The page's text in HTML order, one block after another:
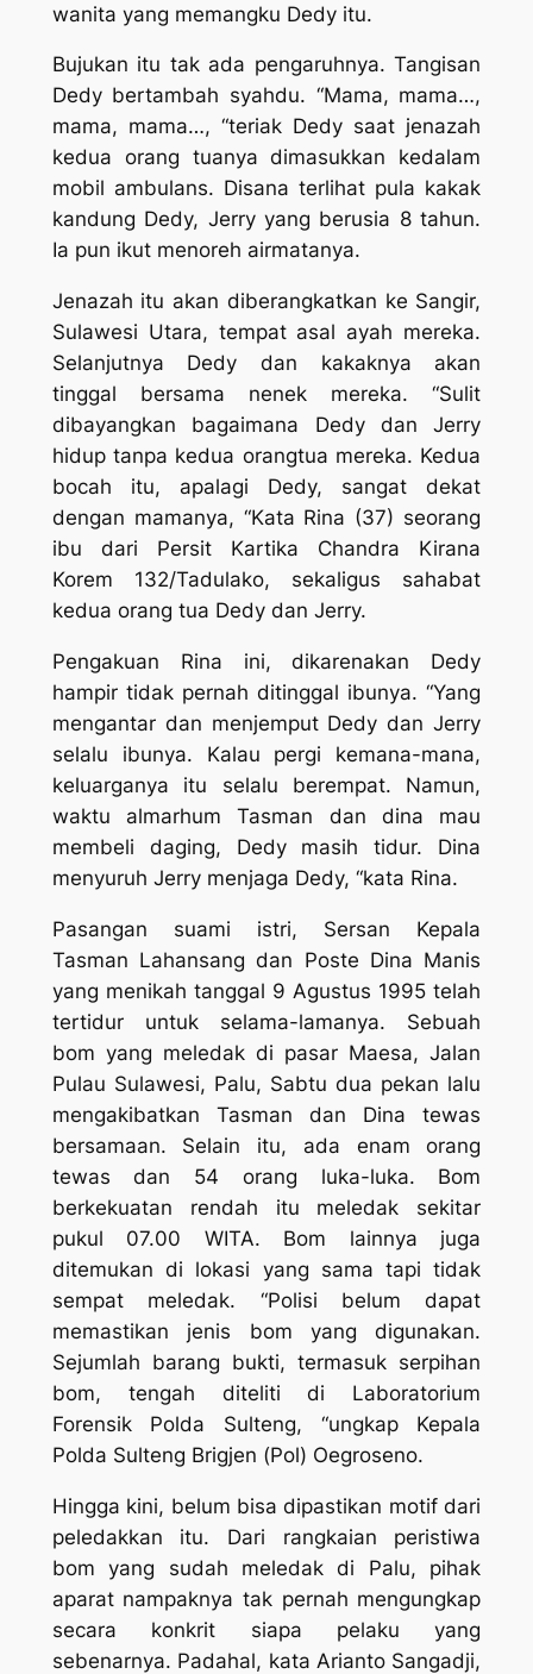
wanita yang memangku Dedy itu.
Bujukan itu tak ada pengaruhnya. Tangisan
Dedy bertambah syahdu. “Mama, mama…,
mama, mama…, “teriak Dedy saat jenazah
kedua orang tuanya dimasukkan kedalam
mobil ambulans. Disana terlihat pula kakak
kandung Dedy, Jerry yang berusia 8 tahun.
Ia pun ikut menoreh airmatanya.
Jenazah itu akan diberangkatkan ke Sangir,
Sulawesi Utara, tempat asal ayah mereka.
Selanjutnya Dedy dan kakaknya akan
tinggal bersama nenek mereka. “Sulit
dibayangkan bagaimana Dedy dan Jerry
hidup tanpa kedua orangtua mereka. Kedua
bocah itu, apalagi Dedy, sangat dekat
dengan mamanya, “Kata Rina (37) seorang
ibu dari Persit Kartika Chandra Kirana
Korem 132/Tadulako, sekaligus sahabat
kedua orang tua Dedy dan Jerry.
Pengakuan Rina ini, dikarenakan Dedy
hampir tidak pernah ditinggal ibunya. “Yang
mengantar dan menjemput Dedy dan Jerry
selalu ibunya. Kalau pergi kemana-mana,
keluarganya itu selalu berempat. Namun,
waktu almarhum Tasman dan dina mau
membeli daging, Dedy masih tidur. Dina
menyuruh Jerry menjaga Dedy, “kata Rina.
Pasangan suami istri, Sersan Kepala
Tasman Lahansang dan Poste Dina Manis
yang menikah tanggal 9 Agustus 1995 telah
tertidur untuk selama-lamanya. Sebuah
bom yang meledak di pasar Maesa, Jalan
Pulau Sulawesi, Palu, Sabtu dua pekan lalu
mengakibatkan Tasman dan Dina tewas
bersamaan. Selain itu, ada enam orang
tewas dan 54 orang luka-luka. Bom
berkekuatan rendah itu meledak sekitar
pukul 07.00 WITA. Bom lainnya juga
ditemukan di lokasi yang sama tapi tidak
sempat meledak. “Polisi belum dapat
memastikan jenis bom yang digunakan.
Sejumlah barang bukti, termasuk serpihan
bom, tengah diteliti di Laboratorium
Forensik Polda Sulteng, “ungkap Kepala
Polda Sulteng Brigjen (Pol) Oegroseno.
Hingga kini, belum bisa dipastikan motif dari
peledakkan itu. Dari rangkaian peristiwa
bom yang sudah meledak di Palu, pihak
aparat nampaknya tak pernah mengungkap
secara konkrit siapa pelaku yang
sebenarnya. Padahal, kata Arianto Sangadji,